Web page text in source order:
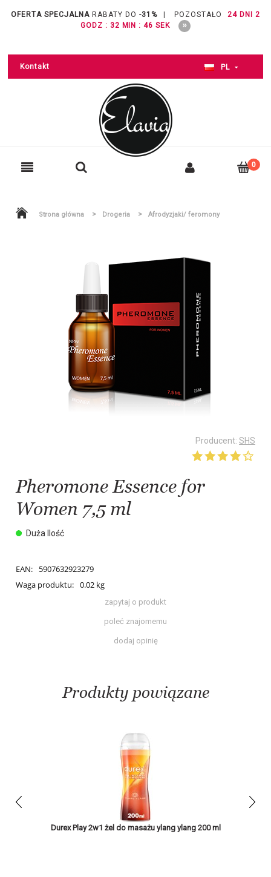
OFERTA SPECJALNA RABATY DO -31% POZOSTAŁO
24 DNI 2
GODZ : 32 MIN : 45 SEK
Kontakt PL
Strona główna > Drogeria > Afrodyzjaki/ feromony
Producent: SHS
Pheromone Essence for
Women 7,5 ml
Duża Ilość
EAN:
5907632923279
Waga produktu: 0.02 kg
zapytaj o produkt
poleć znajomemu
dodaj opinię
Produkty powiązane
Durex Play 2w1 żel do masażu ylang ylang 200 ml
prev next